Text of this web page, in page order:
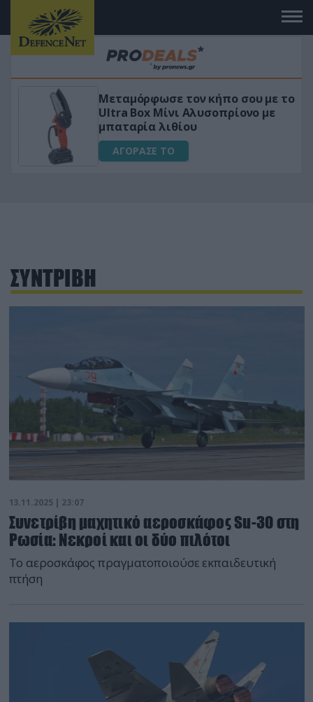
Μεταμόρφωσε τον κήπο σου με το
Ultra Box Μίνι Αλυσοπρίονο με
μπαταρία λιθίου
ΑΓΟΡΑΣΕ ΤΟ
ΣΥΝΤΡΙΒΗ
13.11.2025 | 23:07
Συνετρίβη μαχητικό αεροσκάφος Su-30 στη
Ρωσία: Νεκροί και οι δύο πιλότοι
Το αεροσκάφος πραγματοποιούσε εκπαιδευτική
πτήση